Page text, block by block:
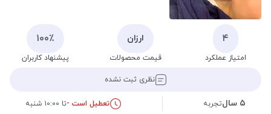
۴
امتیاز عملکرد
ارزان
قیمت محصولات
۱۰۰٪
پیشنهاد کاربران
نظری ثبت نشده
۵ سال تجربه تعطیل است -تا ۱۰:۰۰ شنبه